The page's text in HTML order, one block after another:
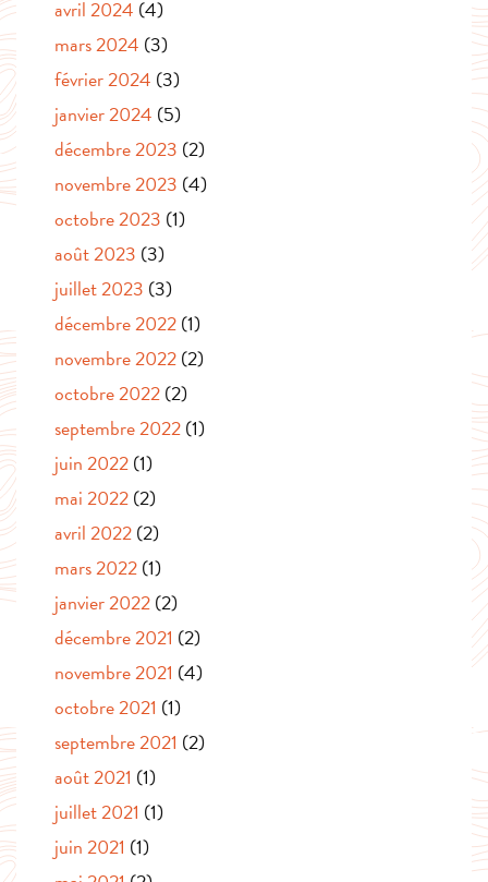
avril 2024 (4)
mars 2024 (3)
février 2024 (3)
janvier 2024 (5)
décembre 2023 (2)
novembre 2023 (4)
octobre 2023 (1)
août 2023 (3)
juillet 2023 (3)
décembre 2022(1)
novembre 2022(2)
octobre 2022(2)
septembre 2022(1)
juin 2022(1)
mai 2022(2)
avril 2022(2)
mars 2022(1)
janvier 2022(2)
décembre 2021 (2)
novembre 2021 (4)
octobre 2021 (1)
septembre 2021 (2)
août 2021 (1)
juillet 2021 (1)
juin 2021 (1)